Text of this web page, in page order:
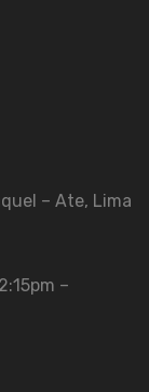
– Ate, Lima
–